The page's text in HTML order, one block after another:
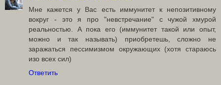
Мне кажется у Вас есть иммунитет к непозитивному
вокруг - это я про "невстречание" с чужой хмурой
реальностью. А пока его (иммунитет такой или опыт,
можно и так называть) приобретешь, сложно не
заражаться пессимизмом окружающих (хотя стараюсь
изо всех сил)
Ответить